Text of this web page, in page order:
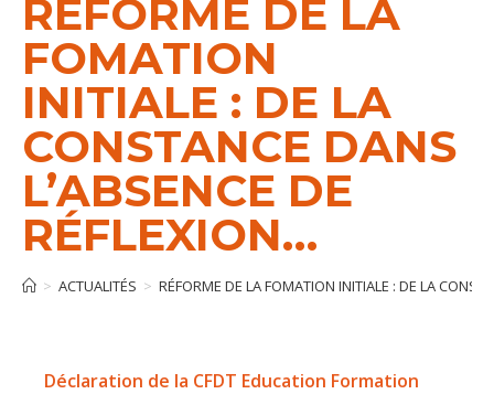
RÉFORME DE LA
FOMATION
INITIALE : DE LA
CONSTANCE DANS
L’ABSENCE DE
RÉFLEXION…
> ACTUALITÉS > RÉFORME DE LA FOMATION INITIALE : DE LA
Déclaration de la CFDT Education Formation